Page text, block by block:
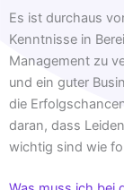
Es ist durchaus
Kenntnisse in
Management zu
und ein guter
die
daran, dass
wichtig sind wie